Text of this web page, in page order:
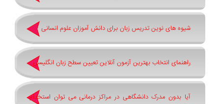
شیوه های نوین تدریس زبان برای دانش آموزان علوم انسانی
راهنمای انتخاب بهترین آزمون آنلاین تعیین سطح زبان انگلیسی
آیا بدون مدرک دانشگاهی در مراکز درمانی می توان استخدام